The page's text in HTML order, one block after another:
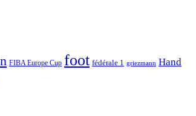
FIBA Europe Cup foot fédérale 1 griezmann Hand